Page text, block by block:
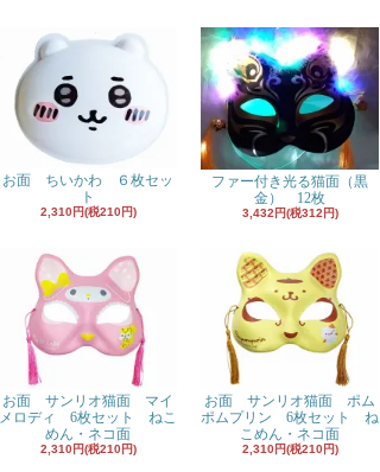
お面 ちいかわ ６枚セッ
ト
2,310円(税210円)
ファー付き光る猫面（黒
金） 12枚
3,432円(税312円)
お面 サンリオ猫面 マイ
メロディ 6枚セット ねこ
めん・ネコ面
2,310円(税210円)
お面 サンリオ猫面 ポム
ポムプリン 6枚セット ね
こめん・ネコ面
2,310円(税210円)